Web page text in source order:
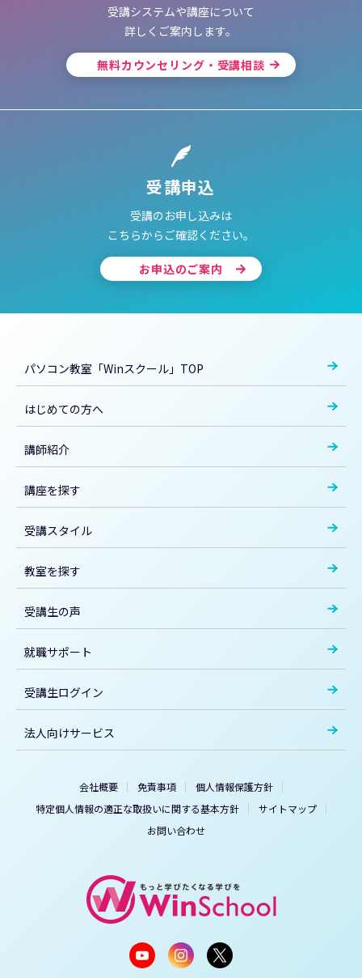
受講システムや講座について
詳しくご案内します。
無料カウンセリング・受講相談
受講申込
受講のお申し込みは
こちらからご確認ください。
お申込のご案内
パソコン教室「Winスクール」TOP
はじめての方へ
講師紹介
講座を探す
受講スタイル
教室を探す
受講生の声
就職サポート
受講生ログイン
法人向けサービス
会社概要 免責事項
個人情報保護方針
特定個人情報の適正な取扱いに関する基本方針
サイトマップ
お問い合わせ